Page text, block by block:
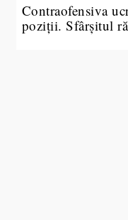
Contraofensiva
poziții. Sfârșitul